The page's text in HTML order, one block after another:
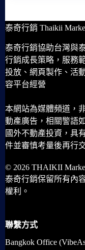
泰奇行銷 Thaikii
泰奇行銷協助台灣與
行銷成長策略，服務
投放、網頁製作、活
容平台經營
本網站為媒體頻道，
動產廣告，相關警語
國外不動產投資，具
件並審慎考量後再行
© 2026 THAIKII
泰奇行銷保留所有內
權利。
聯繫方式
Bangkok Office